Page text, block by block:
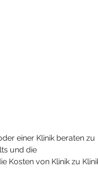
und die
Kosten von Klinik zu